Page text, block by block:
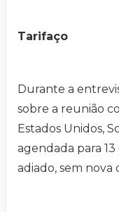
Tarifaço
Durante a
sobre a reunião
Estados Unidos,
agendada para
adiado, sem